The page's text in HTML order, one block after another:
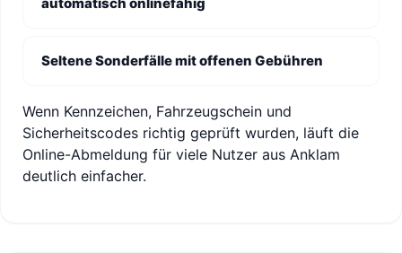
Seltene Sonderfälle mit offenen Gebühren
Wenn Kennzeichen, Fahrzeugschein und
Sicherheitscodes richtig geprüft wurden, läuft die
Online-Abmeldung für viele Nutzer aus Anklam
deutlich einfacher.